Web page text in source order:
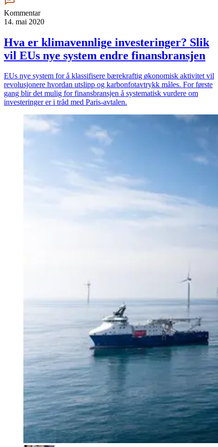
Kommentar
14. mai 2020
Hva er klimavennlige investeringer? Slik
vil EUs nye system endre finansbransjen
EUs nye system for å klassifisere bærekraftig økonomisk aktivitet vil
revolusjonere hvordan utslipp og karbonfotavtrykk måles. For første
gang blir det mulig for finansbransjen å systematisk vurdere om
investeringer er i tråd med Paris-avtalen.